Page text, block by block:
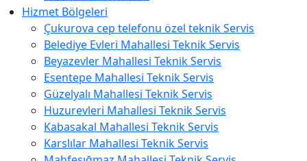
Hizmet Bölgeleri
Çukurova cep telefonu özel teknik Servis
Belediye Evleri Mahallesi Teknik Servis
Beyazevler Mahallesi Teknik Servis
Esentepe Mahallesi Teknik Servis
Güzelyalı Mahallesi Teknik Servis
Huzurevleri Mahallesi Teknik Servis
Kabasakal Mahallesi Teknik Servis
Karslılar Mahallesi Teknik Servis